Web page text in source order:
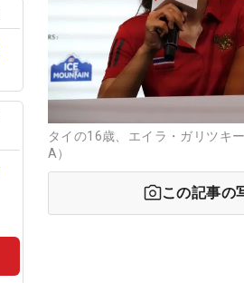
タイの16歳、エイラ・ガリツキ
A）
この記事の